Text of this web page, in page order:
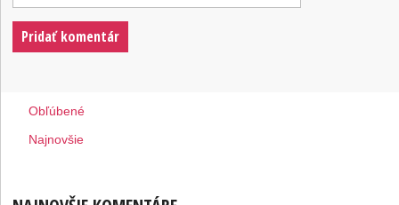
Obľúbené
Najnovšie